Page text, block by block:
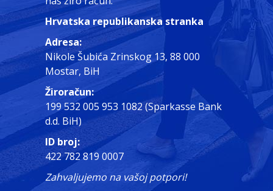
Hrvatska republikanska stranka
Adresa:
Nikole Šubića Zrinskog 13, 88 000
Mostar, BiH
Žiroračun:
199 532 005 953 1082 (Sparkasse Bank
d.d. BiH)
ID broj:
422 782 819 0007
Zahvaljujemo na vašoj potpori!